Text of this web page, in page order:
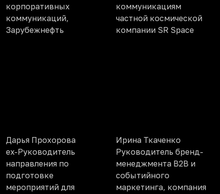
корпоративных
коммуникаций,
Зарубежнефть
коммуникациям
частной космической
компании SR Space
Дарья Прохорова
ex-Руководитель
направления по
подготовке
мероприятий для
Ирина Ткаченко
Руководитель бренд-
менеджмента B2B и
событийного
маркетинга, компания